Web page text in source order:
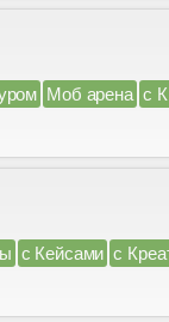
Моб арена с
с Кейсами с